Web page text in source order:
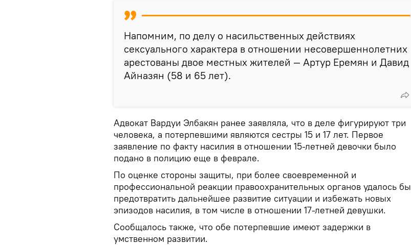
Напомним, по делу о насильственных действиях
сексуального характера в отношении несовершеннолетних
арестованы двое местных жителей — Артур Еремян и Давид
Айназян (58 и 65 лет).
Адвокат Вардуи Элбакян ранее заявляла, что в деле фигурируют три
человека, а потерпевшими являются сестры 15 и 17 лет. Первое
заявление по факту насилия в отношении 15-летней девочки было
подано в полицию еще в феврале.
По оценке стороны защиты, при более своевременной и
профессиональной реакции правоохранительных органов удалось бы
предотвратить дальнейшее развитие ситуации и избежать новых
эпизодов насилия, в том числе в отношении 17-летней девушки.
Сообщалось также, что обе потерпевшие имеют задержки в
умственном развитии.